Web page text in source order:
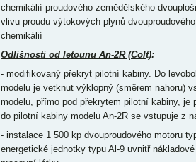
chemikálií proudového zemědělského
vlivu proudu výtokových plynů
chemikálií
Odlišnosti od letounu An-2R (Colt):
- modifikovaný překryt pilotní kabiny. Do
modelu je vetknut výklopný (směrem nahoru)
modelu, přímo pod překrytem pilotní kabiny, je
do pilotní kabiny modelu An-2R se vstupuje z
- instalace 1 500 kp dvouproudového motoru
energetické jednotky typu Al-9 uvnitř